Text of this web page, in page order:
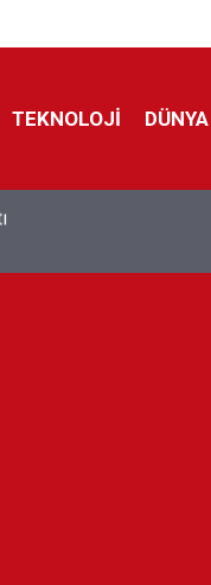
TEKNOLOJİ DÜNYA